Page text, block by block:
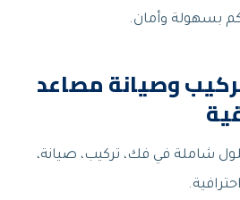
بسهولة وأمان.
وصيانة مصاعد
شاملة في فك، تركيب، صيانة،